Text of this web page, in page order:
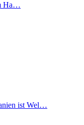
Ha…
ist Wel…